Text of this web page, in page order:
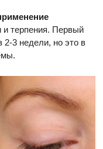
и терпения. Первый
2-3 недели, но это в